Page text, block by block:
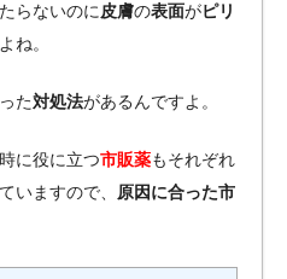
らないのに 皮膚の表面がピリ
ね。
た対処法があるんですよ。
時に役に立つ市販薬もそれぞれ
いますので、 原因に合った市